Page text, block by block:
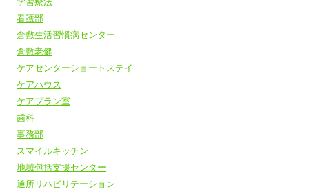
看護部
倉敷生活習慣病センター
倉敷老健
ケアセンターショートステイ
ケアハウス
ケアプラン室
歯科
事務部
スマイルキッチン
地域包括支援センター
通所リハビリテーション